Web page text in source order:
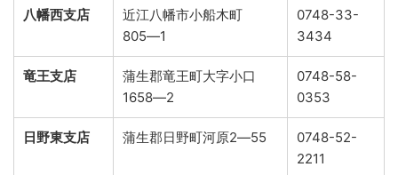
八幡西支店
近江八幡市小船木町
805―1
0748-33-
3434
竜王支店
蒲生郡竜王町大字小口
1658―2
0748-58-
0353
日野東支店 蒲生郡日野町河原2―55
0748-52-
2211